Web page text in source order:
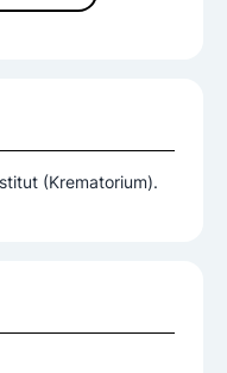
(Krematorium).